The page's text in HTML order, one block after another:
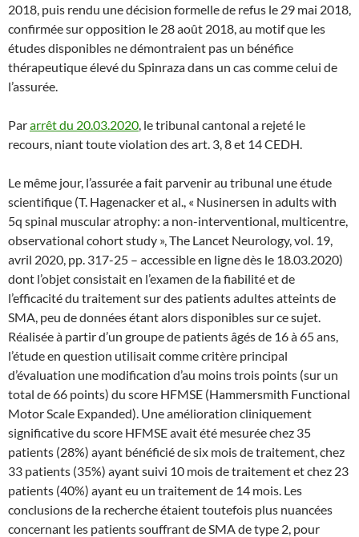
2018, puis rendu une décision formelle de refus le 29 mai 2018,
confirmée sur opposition le 28 août 2018, au motif que les
études disponibles ne démontraient pas un bénéfice
thérapeutique élevé du Spinraza dans un cas comme celui de
l’assurée.
Pararrêt du 20.03.2020 , le tribunal cantonal a rejeté le
recours, niant toute violation des art. 3, 8 et 14 CEDH.
Le même jour, l’assurée a fait parvenir au tribunal une étude
scientifique (T. Hagenacker et al., « Nusinersen in adults with
5q spinal muscular atrophy: a non-interventional, multicentre,
observational cohort study », The Lancet Neurology, vol. 19,
avril 2020, pp. 317-25 – accessible en ligne dès le 18.03.2020)
dont l’objet consistait en l’examen de la fiabilité et de
l’efficacité du traitement sur des patients adultes atteints de
SMA, peu de données étant alors disponibles sur ce sujet.
Réalisée à partir d’un groupe de patients âgés de 16 à 65 ans,
l’étude en question utilisait comme critère principal
d’évaluation une modification d’au moins trois points (sur un
total de 66 points) du score HFMSE (Hammersmith Functional
Motor Scale Expanded). Une amélioration cliniquement
significative du score HFMSE avait été mesurée chez 35
patients (28%) ayant bénéficié de six mois de traitement, chez
33 patients (35%) ayant suivi 10 mois de traitement et chez 23
patients (40%) ayant eu un traitement de 14 mois. Les
conclusions de la recherche étaient toutefois plus nuancées
concernant les patients souffrant de SMA de type 2, pour